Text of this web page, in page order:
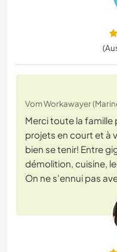
Vom Workawayer
Merci toute la famille
projets en court et à
bien se tenir! Entre
démolition, cuisine,
On ne s'ennui pas